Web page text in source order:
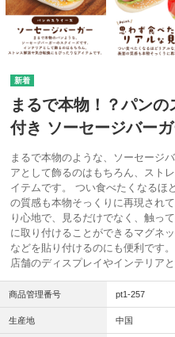
まるで本物！？パン
付き ソーセージバー
まるで本物のような、ソーセージ
アとして飾るのはもちろん、スト
イテムです。 つい食べたくなるほ
の質感も本物そっくりに再現され
り心地で、見るだけでなく、触っ
に取り付けることができるマグネ
などを貼り付けるのにも便利です
店舗のディスプレイやインテリア
商品管理番号 pt1-257
生産地 中国